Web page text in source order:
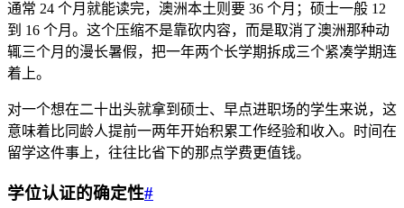
通常 24 个月就能读完，澳洲本土则要 36 个月；硕士一般 12
到 16 个月。这个压缩不是靠砍内容，而是取消了澳洲那种动
辄三个月的漫长暑假，把一年两个长学期拆成三个紧凑学期连
着上。
对一个想在二十出头就拿到硕士、早点进职场的学生来说，这
意味着比同龄人提前一两年开始积累工作经验和收入。时间在
留学这件事上，往往比省下的那点学费更值钱。
学位认证的确定性#